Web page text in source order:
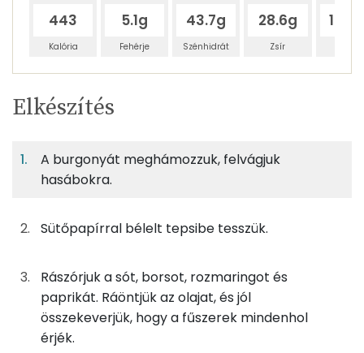
443
Kalória
5.1g
Fehérje
43.7g
Szénhidrát
28.6g
Zsír
Egy
adagban
2%
Fehérje
16%
11%
333gburgonya
193 kcal
0g füstölt pirospaprika
0 kcal
1gsó
0g
TÁPANYAGTARTALOM
Egy
adagban
3
100
2%
Fehérje
16%
Szénhidrát
11%
Zsír
Nátrium
Foszfor
Elkészítés
A burgonyát meghámozzuk, felvágjuk
hasábokra.
Sütőpapírral bélelt tepsibe tesszük.
Rászórjuk a sót, borsot, rozmaringot és
paprikát. Ráöntjük az olajat, és jól
összekeverjük, hogy a fűszerek mindenhol
érjék.